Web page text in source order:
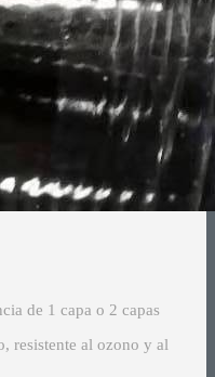
de 1 capa o 2 capas
resistente al ozono y al